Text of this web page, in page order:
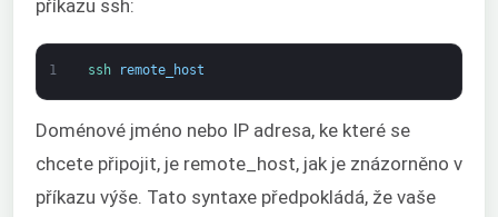
příkazu ssh:
1 ssh remote_host
Doménové jméno nebo IP adresa, ke které se
chcete připojit, je remote_host, jak je znázorněno v
příkazu výše. Tato syntaxe předpokládá, že vaše